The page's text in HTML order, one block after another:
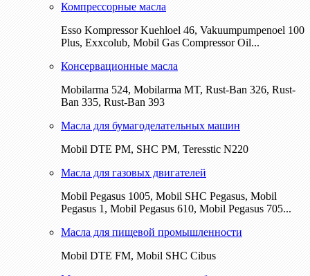
Компрессорные масла
Esso Kompressor Kuehloel 46, Vakuumpumpenoel 100
Plus, Exxcolub, Mobil Gas Compressor Oil...
Консервационные масла
Mobilarma 524, Mobilarma MT, Rust-Ban 326, Rust-
Ban 335, Rust-Ban 393
Масла для бумагоделательных машин
Mobil DTE РМ, SHC PM, Teresstic N220
Масла для газовых двигателей
Mobil Pegasus 1005, Mobil SHC Pegasus, Mobil
Pegasus 1, Mobil Pegasus 610, Mobil Pegasus 705...
Масла для пищевой промышленности
Mobil DTE FM, Mobil SHC Cibus